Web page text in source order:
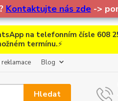
Kontaktujte nás zde->
na telefonním čísle 608
termínu.⚡
Blog
Hledat